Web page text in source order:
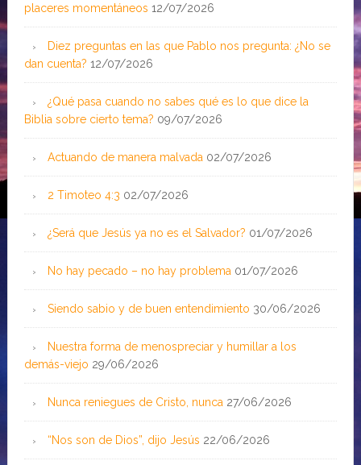
placeres momentáneos 12/07/2026
Diez preguntas en las que Pablo nos pregunta: ¿No se
dan cuenta? 12/07/2026
¿Qué pasa cuando no sabes qué es lo que dice la
Biblia sobre cierto tema? 09/07/2026
Actuando de manera malvada 02/07/2026
2 Timoteo 4:3 02/07/2026
¿Será que Jesús ya no es el Salvador? 01/07/2026
No hay pecado – no hay problema 01/07/2026
Siendo sabio y de buen entendimiento 30/06/2026
Nuestra forma de menospreciar y humillar a los
demás-viejo 29/06/2026
Nunca reniegues de Cristo, nunca 27/06/2026
“Nos son de Dios”, dijo Jesús 22/06/2026